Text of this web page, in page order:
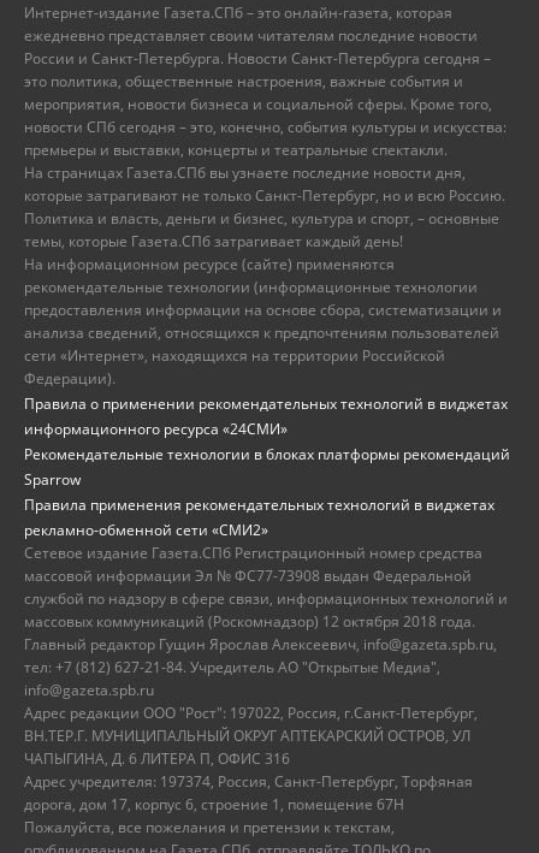
Интернет-издание Газета.СПб – это онлайн-газета, которая
ежедневно представляет своим читателям последние новости
России и Санкт-Петербурга. Новости Санкт-Петербурга сегодня –
это политика, общественные настроения, важные события и
мероприятия, новости бизнеса и социальной сферы. Кроме того,
новости СПб сегодня – это, конечно, события культуры и искусства:
премьеры и выставки, концерты и театральные спектакли.
На страницах Газета.СПб вы узнаете последние новости дня,
которые затрагивают не только Санкт-Петербург, но и всю Россию.
Политика и власть, деньги и бизнес, культура и спорт, – основные
темы, которые Газета.СПб затрагивает каждый день!
На информационном ресурсе (сайте) применяются
рекомендательные технологии (информационные технологии
предоставления информации на основе сбора, систематизации и
анализа сведений, относящихся к предпочтениям пользователей
сети «Интернет», находящихся на территории Российской
Федерации).
Правила о применении рекомендательных технологий в виджетах
информационного ресурса «24СМИ»
Рекомендательные технологии в блоках платформы рекомендаций
Sparrow
Правила применения рекомендательных технологий в виджетах
рекламно-обменной сети «СМИ2»
Сетевое издание Газета.СПб Регистрационный номер средства
массовой информации Эл № ФС77-73908 выдан Федеральной
службой по надзору в сфере связи, информационных технологий и
массовых коммуникаций (Роскомнадзор) 12 октября 2018 года.
Главный редактор Гущин Ярослав Алексеевич, info@gazeta.spb.ru,
тел: +7 (812) 627-21-84. Учредитель АО "Открытые Медиа",
info@gazeta.spb.ru
Адрес редакции ООО "Рост": 197022, Россия, г.Санкт-Петербург,
ВН.ТЕР.Г. МУНИЦИПАЛЬНЫЙ ОКРУГ АПТЕКАРСКИЙ ОСТРОВ, УЛ
ЧАПЫГИНА, Д. 6 ЛИТЕРА П, ОФИС 316
Адрес учредителя: 197374, Россия, Санкт-Петербург, Торфяная
дорога, дом 17, корпус 6, строение 1, помещение 67Н
Пожалуйста, все пожелания и претензии к текстам,